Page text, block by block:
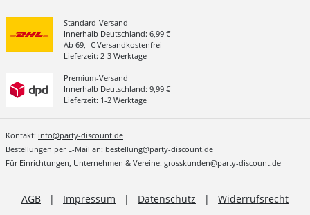
Standard-Versand
Innerhalb Deutschland: 6,99 €
Ab 69,- € Versandkostenfrei
Lieferzeit: 2-3 Werktage
Premium-Versand
Innerhalb Deutschland: 9,99 €
Lieferzeit: 1-2 Werktage
Kontakt: info@party-discount.de
Bestellungen per E-Mail an: bestellung@party-discount.de
Für Einrichtungen, Unternehmen & Vereine: grosskunden@party-discount.de
AGB | Impressum | Datenschutz | Widerrufsrecht